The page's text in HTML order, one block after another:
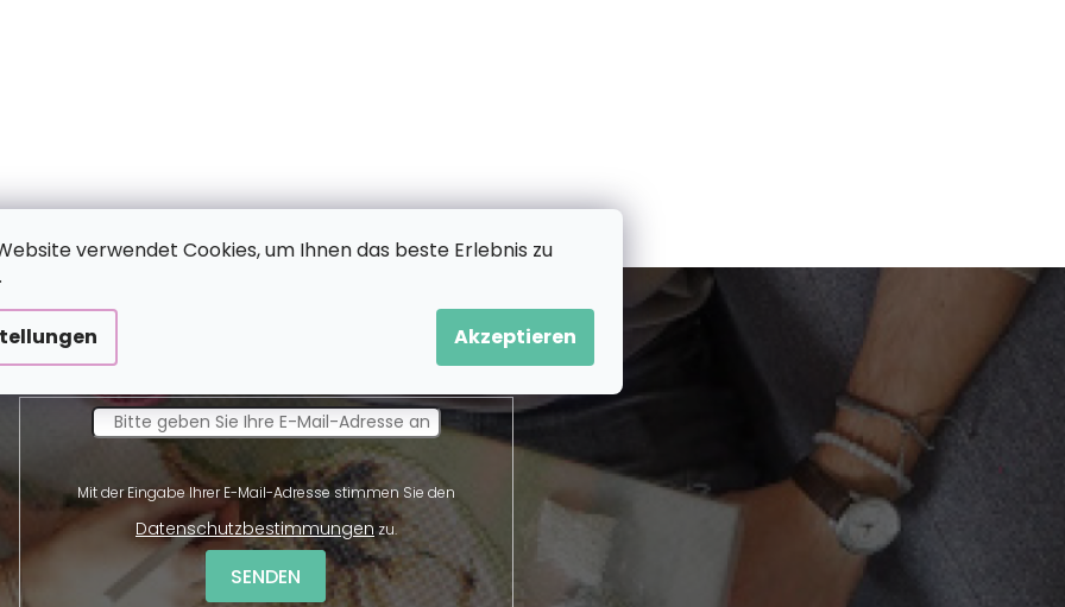
verwendet Cookies, um Ihnen das beste Erlebnis zu
Akzeptieren
Datenschutzbestimmungenzu.
SENDEN